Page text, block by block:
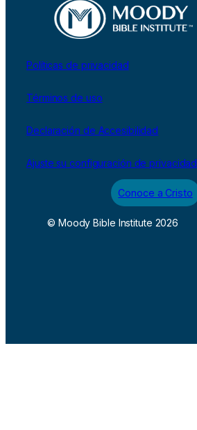
Políticas de privacidad
Términos de uso
Declaración de Accesibilidad
Ajuste su configuración de privacidad
Conoce a Cristo
© Moody Bible Institute 2026